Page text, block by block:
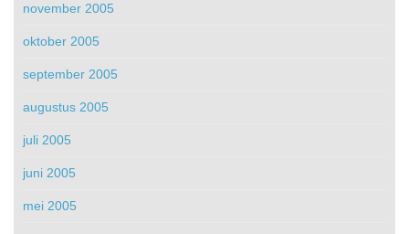
november 2005
oktober 2005
september 2005
augustus 2005
juli 2005
juni 2005
mei 2005